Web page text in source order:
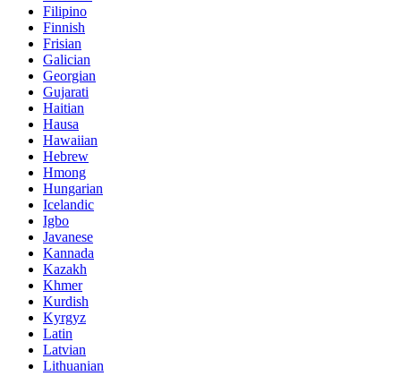
Filipino
Finnish
Frisian
Galician
Georgian
Gujarati
Haitian
Hausa
Hawaiian
Hebrew
Hmong
Hungarian
Icelandic
Igbo
Javanese
Kannada
Kazakh
Khmer
Kurdish
Kyrgyz
Latin
Latvian
Lithuanian